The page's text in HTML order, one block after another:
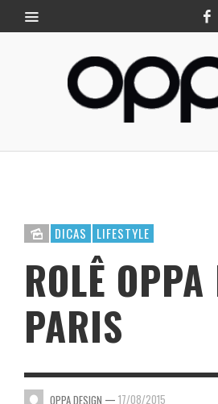
DICAS LIFESTYLE
ROLÊ
PARIS
OPPA DESIGN — 17/08/2015